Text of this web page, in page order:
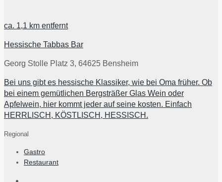
ca. 1,1 km entfernt
Hessische Tabbas Bar
Georg Stolle Platz 3, 64625 Bensheim
Bei uns gibt es hessische Klassiker, wie bei Oma früher. Ob
bei einem gemütlichen Bergsträßer Glas Wein oder
Apfelwein, hier kommt jeder auf seine kosten. Einfach
HERRLISCH, KÖSTLISCH, HESSISCH.
Regional
Gastro
Restaurant